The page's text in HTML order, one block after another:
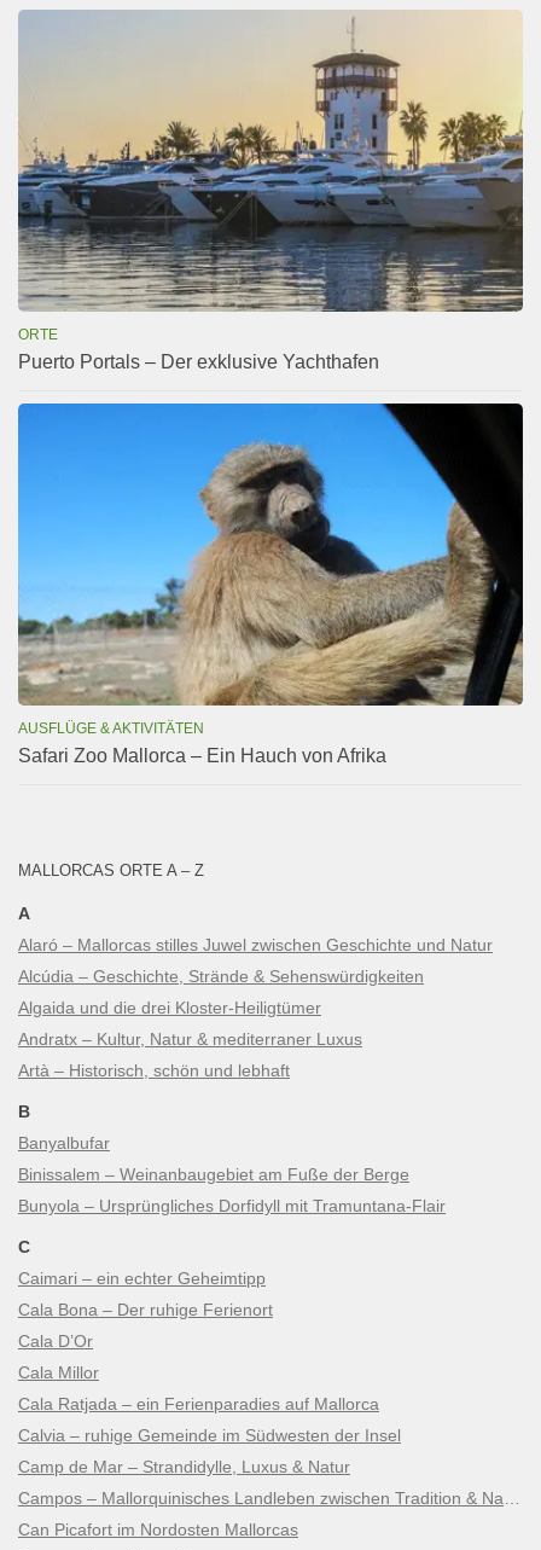
ORTE
Puerto Portals – Der exklusive Yachthafen
AUSFLÜGE & AKTIVITÄTEN
Safari Zoo Mallorca – Ein Hauch von Afrika
MALLORCAS ORTE A – Z
A
Alaró – Mallorcas stilles Juwel zwischen Geschichte und Natur
Alcúdia – Geschichte, Strände & Sehenswürdigkeiten
Algaida und die drei Kloster-Heiligtümer
Andratx – Kultur, Natur & mediterraner Luxus
Artà – Historisch, schön und lebhaft
B
Banyalbufar
Binissalem – Weinanbaugebiet am Fuße der Berge
Bunyola – Ursprüngliches Dorfidyll mit Tramuntana-Flair
C
Caimari – ein echter Geheimtipp
Cala Bona – Der ruhige Ferienort
Cala D’Or
Cala Millor
Cala Ratjada – ein Ferienparadies auf Mallorca
Calvia – ruhige Gemeinde im Südwesten der Insel
Camp de Mar – Strandidylle, Luxus & Natur
Can Picafort im Nordosten Mallorcas